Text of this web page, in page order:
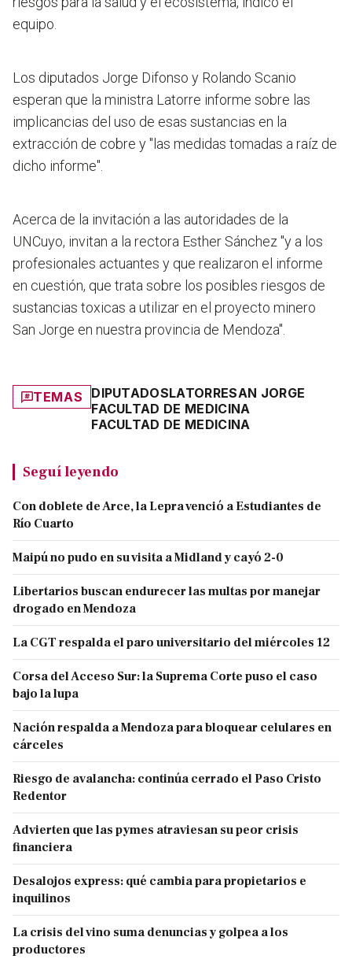
equipo.
Los diputados Jorge Difonso y Rolando Scanio
esperan que la ministra Latorre informe sobre las
implicancias del uso de esas sustancias en la
extracción de cobre y "las medidas tomadas a raíz de
dicho informe".
Acerca de la invitación a las autoridades de la
UNCuyo, invitan a la rectora Esther Sánchez "y a los
profesionales actuantes y que realizaron el informe
en cuestión, que trata sobre los posibles riesgos de
sustancias toxicas a utilizar en el proyecto minero
San Jorge en nuestra provincia de Mendoza".
TEMAS DIPUTADOSLATORRESAN JORGE
FACULTAD DE MEDICINA
FACULTAD DE MEDICINA
Seguí leyendo
Con doblete de Arce, la Lepra venció a Estudiantes de
Río Cuarto
Maipú no pudo en su visita a Midland y cayó 2-0
Libertarios buscan endurecer las multas por manejar
drogado en Mendoza
La CGT respalda el paro universitario del miércoles 12
Corsa del Acceso Sur: la Suprema Corte puso el caso
bajo la lupa
Nación respalda a Mendoza para bloquear celulares en
cárceles
Riesgo de avalancha: continúa cerrado el Paso Cristo
Redentor
Advierten que las pymes atraviesan su peor crisis
financiera
Desalojos express: qué cambia para propietarios e
inquilinos
La crisis del vino suma denuncias y golpea a los
productores